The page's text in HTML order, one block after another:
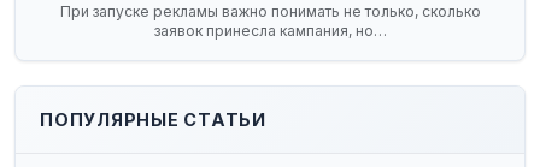
При запуске рекламы важно понимать не только, сколько
заявок принесла кампания, но…
ПОПУЛЯРНЫЕ СТАТЬИ